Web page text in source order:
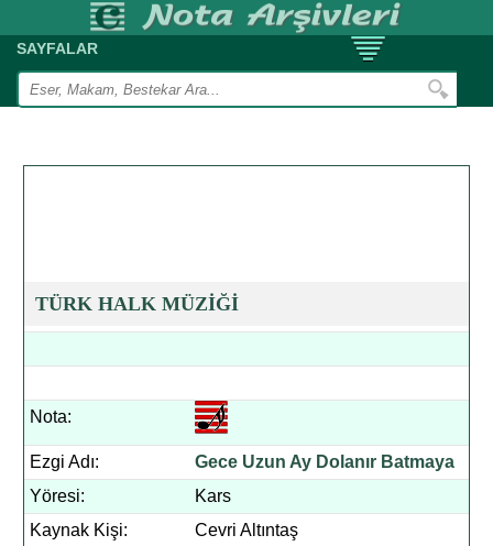
SAYFALAR
TÜRK HALK MÜZİĞİ
Nota:
Ezgi Adı:
Gece Uzun Ay Dolanır Batmaya
Yöresi:
Kars
Kaynak Kişi:
Cevri Altıntaş